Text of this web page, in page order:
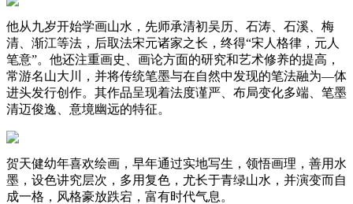
他从九岁开始学画山水，先师承清初吴历、石涛、石溪、梅
清、渐江等法，后取法宋元诸家之长，终得“宋人格律，元人
笔意”。他还注重画史、画论方面的研究和艺术修养的提高，
常游名山大川，并将传统笔墨与在自然中发现的笔法融为—体
进头发行创作。其作品呈现着法度谨严、布局变化多端、笔墨
清迈俊逸、意境幽远的特征。
贺天健幼年喜欢绘画，早年通过实地写生，领悟画理，善用水
墨，设色讲究层次，多用复色，尤长于青绿山水，并演变而自
成一格，风格豪放跌宕，富有时代气息。